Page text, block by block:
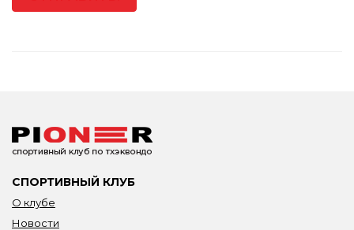
СПОРТИВНЫЙ КЛУБ
О клубе
Новости